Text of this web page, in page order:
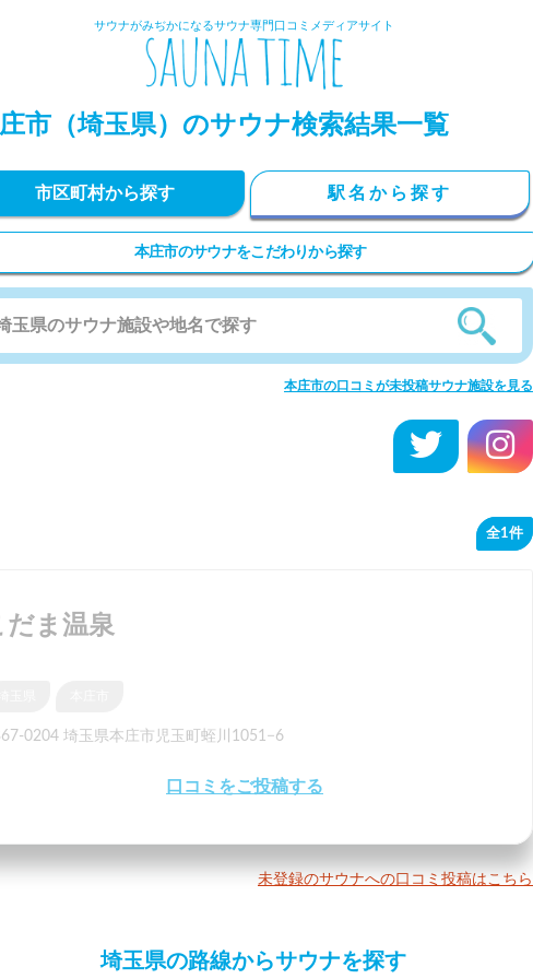
サウナがみぢかになるサウナ専門口コミメディアサイト
市 （埼玉県）のサウナ検索結果一覧
市区町村から探す 駅名から探す
本庄市のサウナをこだわりから探す
本庄市の口コミが未投稿サウナ施設を見る
全1件
だま温泉
0204 埼玉県本庄市児玉町蛭川1051−6
口コミをご投稿する
未登録のサウナへの口コミ投稿はこちら
埼玉県の路線からサウナを探す